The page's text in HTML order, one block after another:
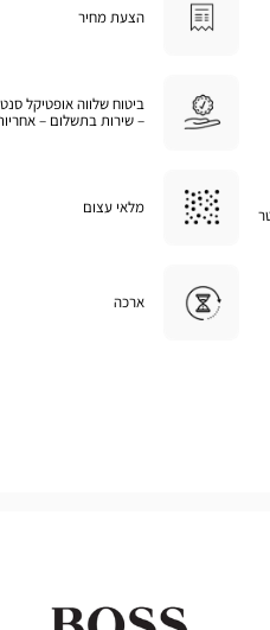
הצעת מחיר
ביטוח שלווה אופטיקל
– שירות בתשלום –
מלאי עצום
ארכה